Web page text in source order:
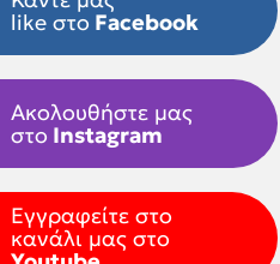
like στο Facebook
Ακολουθήστε μας
στο Instagram
Εγγραφείτε στο
κανάλι μας στο